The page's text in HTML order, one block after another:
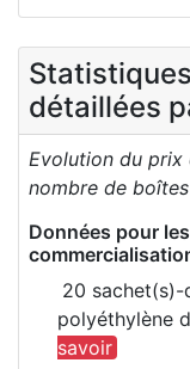
détaillées
Evolution du prix
nombre de
Données pour
20 sachet(s)-
polyéthylène
savoir